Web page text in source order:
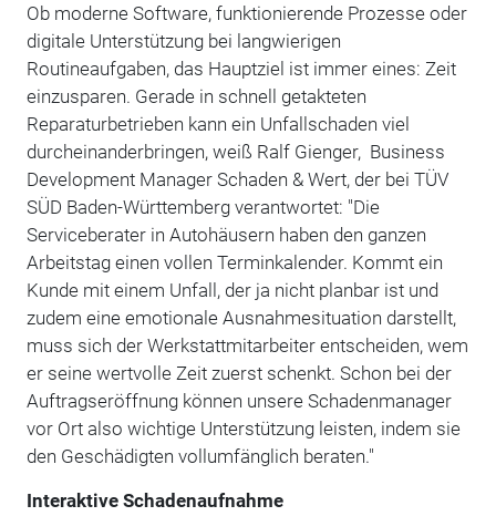
Ob moderne Software, funktionierende Prozesse oder
digitale Unterstützung bei langwierigen
Routineaufgaben, das Hauptziel ist immer eines: Zeit
einzusparen. Gerade in schnell getakteten
Reparaturbetrieben kann ein Unfallschaden viel
durcheinanderbringen, weiß Ralf Gienger, Business
Development Manager Schaden & Wert, der bei TÜV
SÜD Baden-Württemberg verantwortet: "Die
Serviceberater in Autohäusern haben den ganzen
Arbeitstag einen vollen Terminkalender. Kommt ein
Kunde mit einem Unfall, der ja nicht planbar ist und
zudem eine emotionale Ausnahmesituation darstellt,
muss sich der Werkstattmitarbeiter entscheiden, wem
er seine wertvolle Zeit zuerst schenkt. Schon bei der
Auftragseröffnung können unsere Schadenmanager
vor Ort also wichtige Unterstützung leisten, indem sie
den Geschädigten vollumfänglich beraten."
Interaktive Schadenaufnahme